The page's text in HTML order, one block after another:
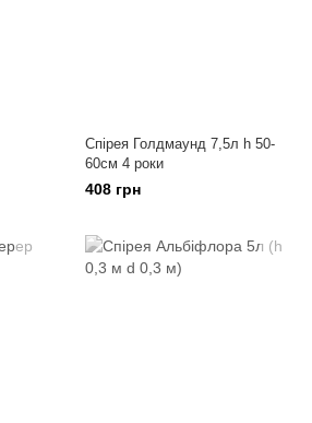
Спірея Голдмаунд 7,5л h 50-
60см 4 роки
408 грн